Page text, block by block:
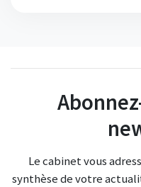
Le cabinet vous
synthèse de votre